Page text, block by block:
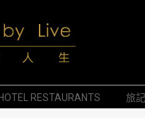
RESTAURANTS 旅記